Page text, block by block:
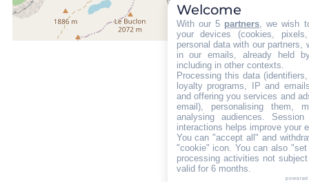
Welcome
With our 5 partners , we wish
your devices (cookies,
personal data with our partners,
in our emails, already held
including in other contexts.
Processing this data
loyalty programs, IP and
and offering you services and
email), personalising them,
analysing audiences.
interactions helps improve your
You can "accept all" and
"cookie" icon . You can also
processing activities not
valid for 6 months.